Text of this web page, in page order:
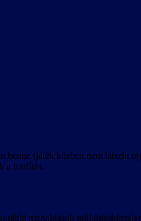
(játék közben nem látszik
a fordítás.
megoldások